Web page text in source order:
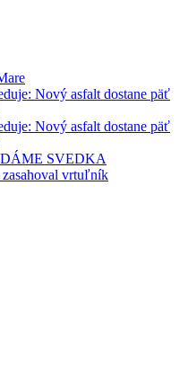
Nový asfalt dostane päť
Nový asfalt dostane päť
SVEDKA
vrtuľník